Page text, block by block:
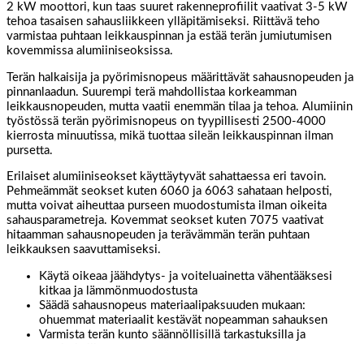
2 kW moottori, kun taas suuret rakenneprofiilit vaativat 3-5 kW
tehoa tasaisen sahausliikkeen ylläpitämiseksi. Riittävä teho
varmistaa puhtaan leikkauspinnan ja estää terän jumiutumisen
kovemmissa alumiiniseoksissa.
Terän halkaisija ja pyörimisnopeus määrittävät sahausnopeuden ja
pinnanlaadun. Suurempi terä mahdollistaa korkeamman
leikkausnopeuden, mutta vaatii enemmän tilaa ja tehoa. Alumiinin
työstössä terän pyörimisnopeus on tyypillisesti 2500-4000
kierrosta minuutissa, mikä tuottaa sileän leikkauspinnan ilman
pursetta.
Erilaiset alumiiniseokset käyttäytyvät sahattaessa eri tavoin.
Pehmeämmät seokset kuten 6060 ja 6063 sahataan helposti,
mutta voivat aiheuttaa purseen muodostumista ilman oikeita
sahausparametreja. Kovemmat seokset kuten 7075 vaativat
hitaamman sahausnopeuden ja terävämmän terän puhtaan
leikkauksen saavuttamiseksi.
Käytä oikeaa jäähdytys- ja voiteluainetta vähentääksesi
kitkaa ja lämmönmuodostusta
Säädä sahausnopeus materiaalipaksuuden mukaan:
ohuemmat materiaalit kestävät nopeamman sahauksen
Varmista terän kunto säännöllisillä tarkastuksilla ja